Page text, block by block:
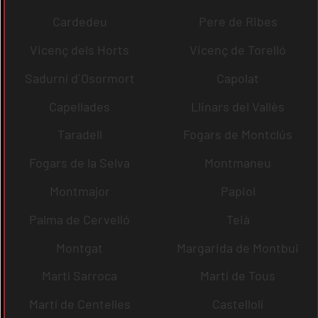
Cardedeu
Pere de Ribes
Vicenç dels Horts
Vicenç de Torelló
Sadurní d´Osormort
Capolat
Capellades
Llinars del Vallès
Taradell
Fogars de Montclús
Fogars de la Selva
Montmaneu
Montmajor
Papiol
Palma de Cervelló
Teià
Montgat
Margarida de Montbui
Martí Sarroca
Martí de Tous
Martí de Centelles
Castellolí